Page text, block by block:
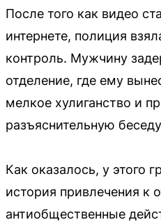
После того как видео
интернете, полиция
контроль. Мужчину
отделение, где ему
мелкое хулиганство и
разъяснительную
Как оказалось, у этого
история привлечения к
антиобщественные